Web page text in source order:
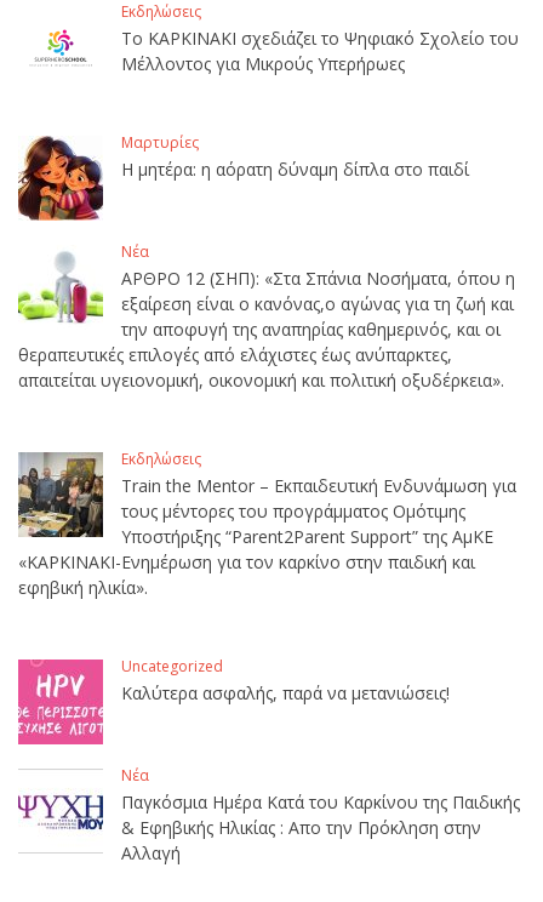
Εκδηλώσεις
Το ΚΑΡΚΙΝΑΚΙ σχεδιάζει το Ψηφιακό Σχολείο του
Μέλλοντος για Μικρούς Υπερήρωες
Μαρτυρίες
Η μητέρα: η αόρατη δύναμη δίπλα στο παιδί
Νέα
ΑΡΘΡΟ 12 (ΣΗΠ): «Στα Σπάνια Νοσήματα, όπου η
εξαίρεση είναι ο κανόνας,ο αγώνας για τη ζωή και
την αποφυγή της αναπηρίας καθημερινός, και οι
θεραπευτικές επιλογές από ελάχιστες έως ανύπαρκτες,
απαιτείται υγειονομική, οικονομική και πολιτική οξυδέρκεια».
Εκδηλώσεις
Train the Mentor – Εκπαιδευτική Ενδυνάμωση για
τους μέντορες του προγράμματος Ομότιμης
Υποστήριξης “Parent2Parent Support” της ΑμΚΕ
«ΚΑΡΚΙΝΑΚΙ-Ενημέρωση για τον καρκίνο στην παιδική και
εφηβική ηλικία».
Uncategorized
Καλύτερα ασφαλής, παρά να μετανιώσεις!
Νέα
Παγκόσμια Ημέρα Κατά του Καρκίνου της Παιδικής
& Εφηβικής Ηλικίας : Απο την Πρόκληση στην
Αλλαγή